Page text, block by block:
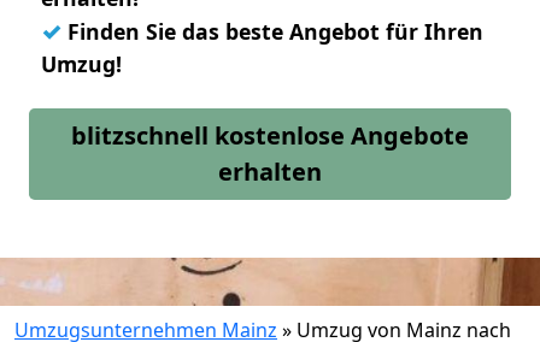
✓ Finden Sie das beste Angebot für Ihren
Umzug!
blitzschnell kostenlose Angebote
erhalten
Umzugsunternehmen Mainz » Umzug von Mainz nach